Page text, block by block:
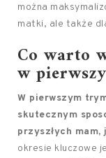
można
matki, ale także
Co warto
w
W pierwszym
skutecznym
przyszłych
okresie kluczowe